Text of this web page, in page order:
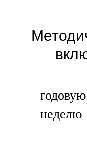
неделю